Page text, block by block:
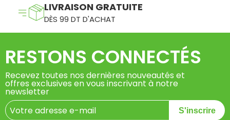
LIVRAISON GRATUITE
DÈS 99 DT D'ACHAT
RESTONS CONNECTÉS
Recevez toutes nos dernières nouveautés et
offres exclusives en vous inscrivant à notre
newsletter
S'inscrire